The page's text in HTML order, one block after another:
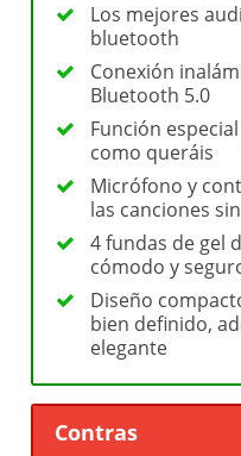
Los mejores
bluetooth
Conexión
Bluetooth 5.0
Función
como queráis
Micrófono y
las canciones
4 fundas de gel
cómodo y
Diseño
bien definido,
elegante
Contras